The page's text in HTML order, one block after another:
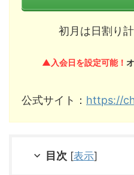
初月は日割り
▲入会日を設定可能！
公式サイト： https://
目次 [表示]